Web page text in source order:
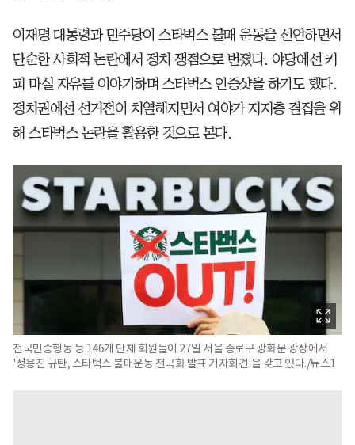
이재명 대통령과 민주당이 스타벅스 불매 운동을 선언하면서
단순한 사회적 논란에서 정치 쟁점으로 번졌다. 야당에선 커
피 마실 자유를 이야기하며 스타벅스 인증샷을 하기도 했다.
정치권에선 선거전이 치열해지면서 여야가 지지층 결집을 위
해 스타벅스 논란을 활용한 것으로 본다.
전국민중행동 등 146개 단체 회원들이 27일 서울 종로구 광화문 광장에서
'정용진 규탄, 스타벅스 불매운동 전국화 발표 기자회견'을 갖고 있다./뉴스1